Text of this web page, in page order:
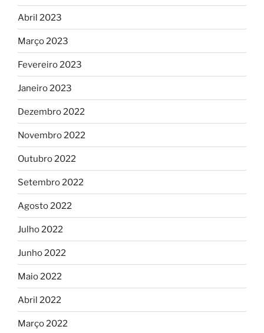
Abril 2023
Março 2023
Fevereiro 2023
Janeiro 2023
Dezembro 2022
Novembro 2022
Outubro 2022
Setembro 2022
Agosto 2022
Julho 2022
Junho 2022
Maio 2022
Abril 2022
Março 2022